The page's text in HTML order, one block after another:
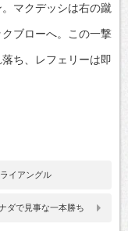
マクデッシは右の蹴
ブローへ。この一撃
ち、レフェリーは即
イアングル
ダで見事な一本勝ち